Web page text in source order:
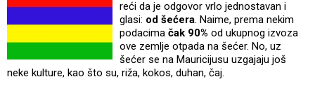
reći da je odgovor vrlo jednostavan i
glasi: od šećera. Naime, prema nekim
podacima čak 90% od ukupnog izvoza
ove zemlje otpada na šećer. No, uz
šećer se na Mauricijusu uzgajaju još
neke kulture, kao što su, riža, kokos, duhan, čaj.